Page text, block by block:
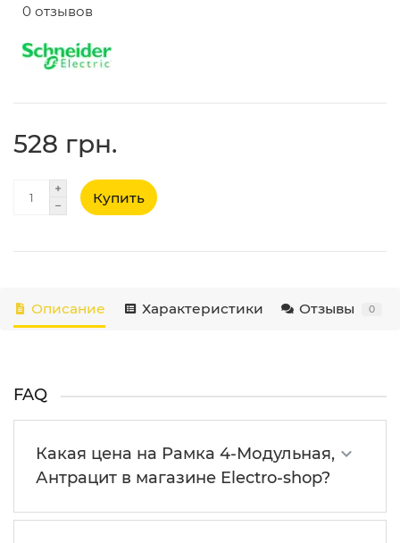
0 отзывов
528 грн.
Купить
Описание Характеристики Отзывы 0
FAQ
Какая цена на Рамка 4-Модульная,
Антрацит в магазине Electro-shop?